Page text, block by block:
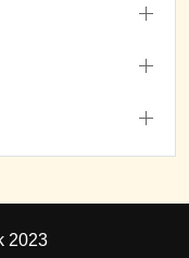
2023